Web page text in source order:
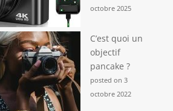
octobre 2025
C’est quoi un
objectif
pancake ?
posted on 3
octobre 2022